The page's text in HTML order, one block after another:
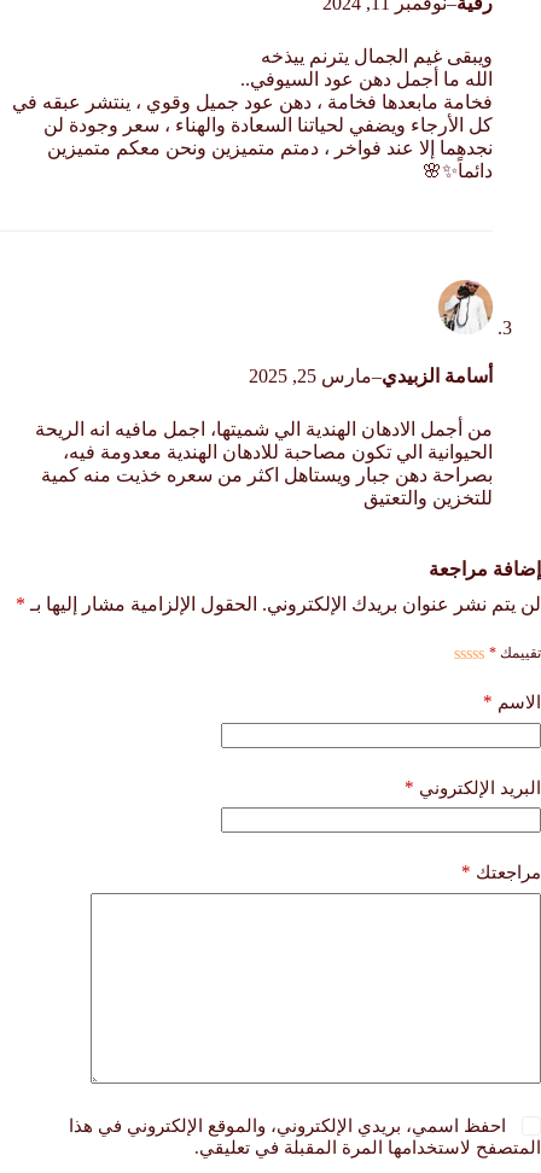
ويبقى غيم الجمال يترنم ييذخه
الله ما أجمل دهن عود السيوفي..
فخامة مابعدها فخامة ، دهن عود جميل وقوي ، ينتشر عبقه في
كل الأرجاء ويضفي لحياتنا السعادة والهناء ، سعر وجودة لن
نجدهما إلا عند فواخر ، دمتم متميزين ونحن معكم متميزين
دائماً✨🌸
أسامة الزبيدي–مارس 25, 2025
من أجمل الادهان الهندية الي شميتها، اجمل مافيه انه الريحة
الحيوانية الي تكون مصاحبة للادهان الهندية معدومة فيه،
بصراحة دهن جبار ويستاهل اكثر من سعره خذيت منه كمية
للتخزين والتعتيق
إضافة مراجعة
لن يتم نشر عنوان بريدك الإلكتروني. الحقول الإلزامية مشار إليها بـ *
تقييمك *
الاسم *
البريد الإلكتروني *
مراجعتك *
احفظ اسمي، بريدي الإلكتروني، والموقع الإلكتروني في هذا
المتصفح لاستخدامها المرة المقبلة في تعليقي.